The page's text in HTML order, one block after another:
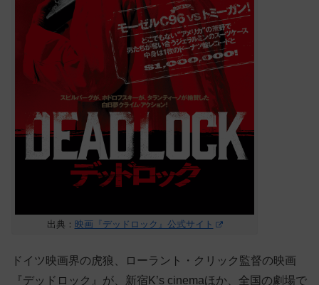
出典： 映画『デッドロック』公式サイト
ドイツ映画界の虎狼、ローラント・クリック監督の映画
『デッドロック』が、新宿K’s cinemaほか、全国の劇場で